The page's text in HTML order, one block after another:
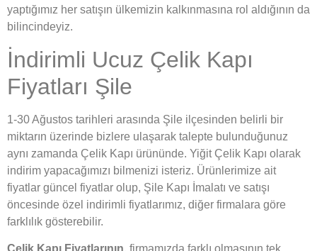
yaptığımız her satışın ülkemizin kalkınmasına rol aldığının da
bilincindeyiz.
İndirimli Ucuz Çelik Kapı
Fiyatları Şile
1-30 Ağustos tarihleri arasında Şile ilçesinden belirli bir
miktarın üzerinde bizlere ulaşarak talepte bulunduğunuz
aynı zamanda Çelik Kapı ürününde. Yiğit Çelik Kapı olarak
indirim yapacağımızı bilmenizi isteriz. Ürünlerimize ait
fiyatlar güncel fiyatlar olup, Şile Kapı İmalatı ve satışı
öncesinde özel indirimli fiyatlarımız, diğer firmalara göre
farklılık gösterebilir.
Çelik Kapı Fiyatlarının, firmamızda farklı olmasının tek